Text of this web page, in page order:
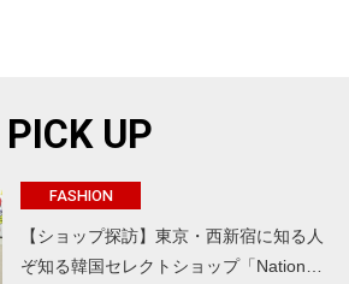
PICK UP
FASHION
【ショップ探訪】東京・西新宿に知る人
ぞ知る韓国セレクトショップ「Nation…